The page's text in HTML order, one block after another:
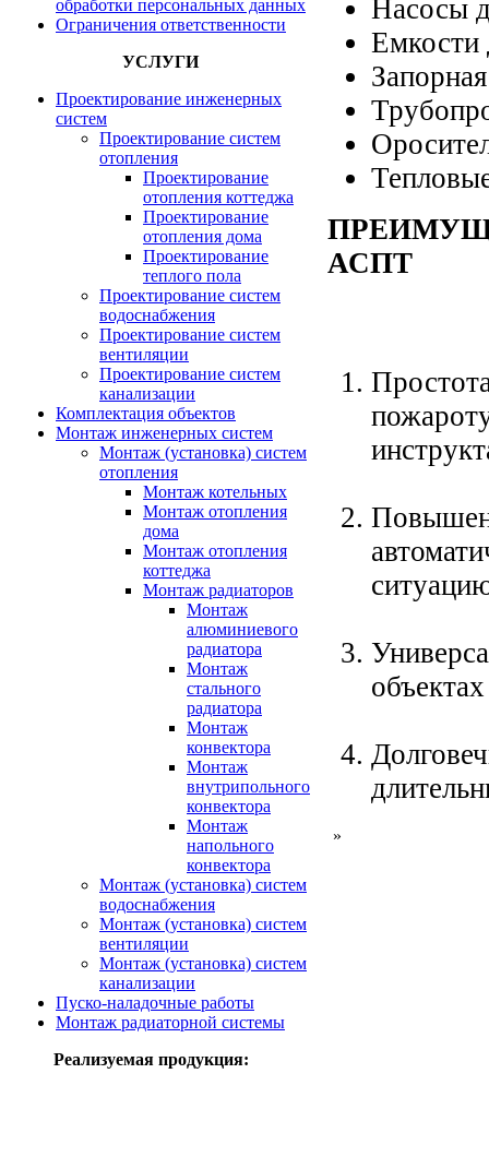
обработки персональных данных
Ограничения ответственности
УСЛУГИ
Проектирование инженерных
систем
Проектирование систем
отопления
Проектирование
отопления коттеджа
Проектирование
отопления дома
Проектирование
теплого пола
Проектирование систем
водоснабжения
Проектирование систем
вентиляции
Проектирование систем
канализации
Комплектация объектов
Монтаж инженерных систем
Монтаж (установка) систем
отопления
Монтаж котельных
Монтаж отопления
дома
Монтаж отопления
коттеджа
Монтаж радиаторов
Монтаж
алюминиевого
радиатора
Монтаж
стального
радиатора
Монтаж
конвектора
Монтаж
внутрипольного
конвектора
Монтаж
напольного
конвектора
Монтаж (установка) систем
водоснабжения
Монтаж (установка) систем
вентиляции
Монтаж (установка) систем
канализации
Пуско-наладочные работы
Монтаж радиаторной системы
Реализуемая продукция:
Насосы
АСПТ
»